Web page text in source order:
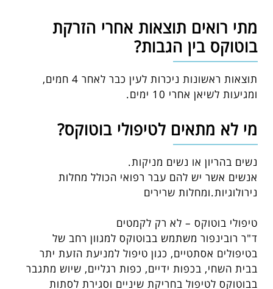
מתי רואים תוצאות אחרי הזרקת
בוטוקס בין הגבות?
תוצאות ראשונות ניכרות לעין כבר לאחר 4 חמים,
ומגיעות לשיאן אחרי 10 ימים.
מי לא מתאים לטיפולי בוטוקס?
נשים בהריון או נשים מניקות.
אנשים אשר יש להם עבר רפואי הכולל מחלות
נירולוגיות.ומחלות שרירים
טיפולי בוטוקס – לא רק לקמטים
ד"ר רובינפור משתמש בבוטוקס למגוון רחב של
בטיפולים אסתטיים, כגון טיפול למניעת הזעת יתר
בבית השחי, בכפות ידיים, כפות רגליים, שיוש מתגבר
בבוטוקס לטיפול בחריקת שיניים וסגירת לסתות